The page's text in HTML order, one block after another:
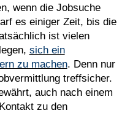
wenn die Jobsuche
es einiger Zeit, bis die
ist vielen
sich ein
zu machen. Denn nur
treffsicher.
auch nach einem
zu den